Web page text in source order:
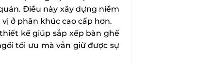
Điều này xây dựng niềm
ở phân khúc cao cấp hơn.
kế giúp sắp xếp bàn ghế
tối ưu mà vẫn giữ được sự